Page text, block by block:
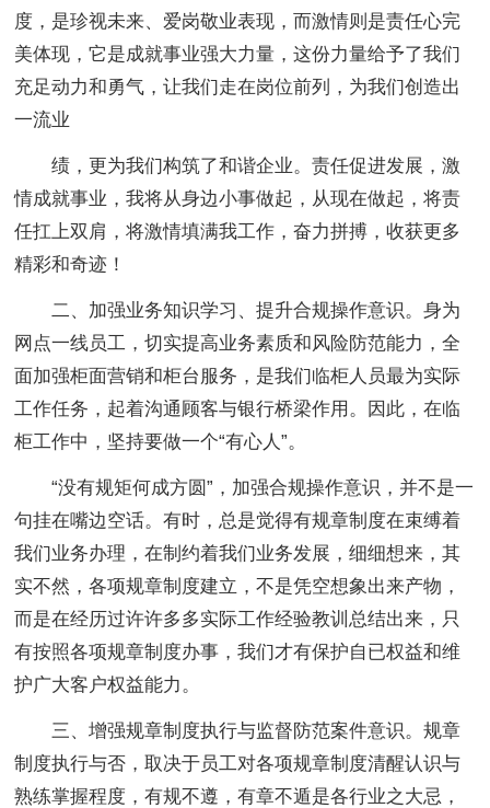
度，是珍视未来、爱岗敬业表现，而激情则是责任心完
美体现，它是成就事业强大力量，这份力量给予了我们
充足动力和勇气，让我们走在岗位前列，为我们创造出
一流业
绩，更为我们构筑了和谐企业。责任促进发展，激
情成就事业，我将从身边小事做起，从现在做起，将责
任扛上双肩，将激情填满我工作，奋力拼搏，收获更多
精彩和奇迹！
二、加强业务知识学习、提升合规操作意识。身为
网点一线员工，切实提高业务素质和风险防范能力，全
面加强柜面营销和柜台服务，是我们临柜人员最为实际
工作任务，起着沟通顾客与银行桥梁作用。因此，在临
柜工作中，坚持要做一个“有心人”。
“没有规矩何成方圆”，加强合规操作意识，并不是一
句挂在嘴边空话。有时，总是觉得有规章制度在束缚着
我们业务办理，在制约着我们业务发展，细细想来，其
实不然，各项规章制度建立，不是凭空想象出来产物，
而是在经历过许许多多实际工作经验教训总结出来，只
有按照各项规章制度办事，我们才有保护自已权益和维
护广大客户权益能力。
三、增强规章制度执行与监督防范案件意识。规章
制度执行与否，取决于员工对各项规章制度清醒认识与
熟练掌握程度，有规不遵，有章不遁是各行业之大忌，